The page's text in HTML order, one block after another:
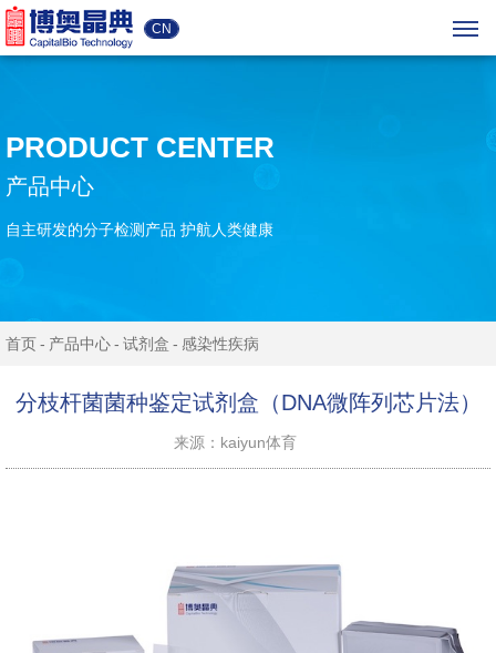
CN
PRODUCT CENTER
产品中心
自主研发的分子检测产品 护航人类健康
首页 产品中心 试剂盒 感染性疾病
分枝杆菌菌种鉴定试剂盒（DNA微阵列芯片法）
来源：kaiyun体育